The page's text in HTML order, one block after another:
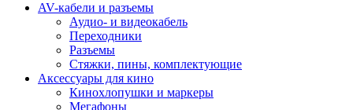
AV-кабели и разъемы
Аудио- и видеокабель
Переходники
Разъемы
Стяжки, пины, комплектующие
Аксессуары для кино
Кинохлопушки и маркеры
Мегафоны